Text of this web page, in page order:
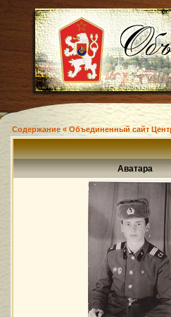
Содержание « Объединенный сайт
Аватара